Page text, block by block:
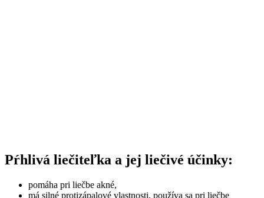
Pŕhlivá liečiteľka a jej liečivé účinky:
pomáha pri liečbe akné,
má silné protizápalové vlastnosti, používa sa pri liečbe